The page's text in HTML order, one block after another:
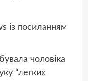
із посиланням
чоловіка
“легких